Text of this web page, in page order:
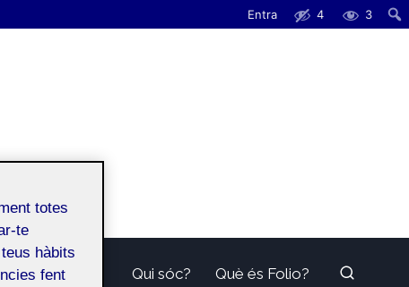
Entra 4 3
Qui sóc? Què és Folio?
totes
te
hàbits
fent